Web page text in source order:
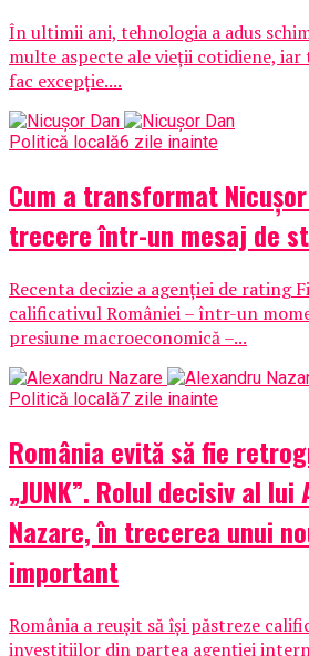
În ultimii ani, tehnologia a adus
multe aspecte ale vieții cotidiene,
fac excepție....
Politică locală6 zile inainte
Cum a transformat
trecere într-un mesaj de
Recenta decizie a agenției de rating
calificativul României – într-un
presiune macroeconomică –...
Politică locală7 zile inainte
România evită să fie
„JUNK”. Rolul decisiv al lui
Nazare, în trecerea unui
important
România a reușit să își păstreze
investițiilor din partea agenției